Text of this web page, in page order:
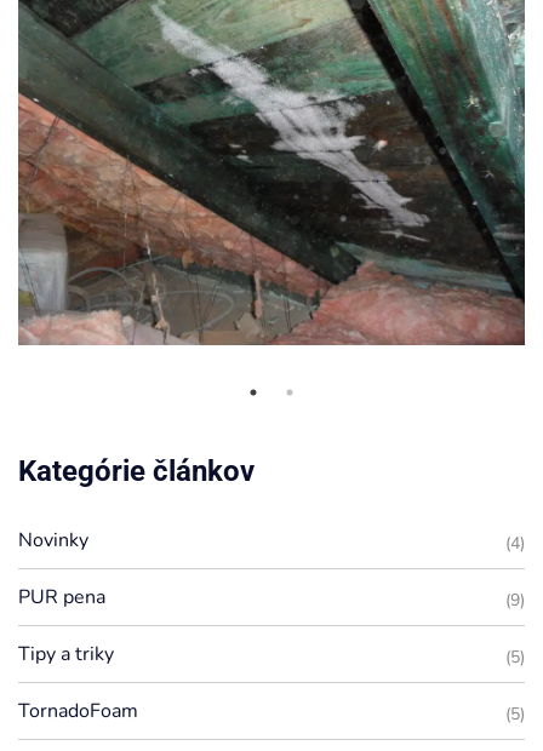
Kategórie článkov
Novinky (4)
PUR pena (9)
Tipy a triky (5)
TornadoFoam (5)